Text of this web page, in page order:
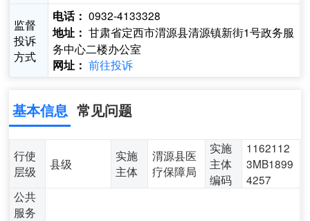
监督
投诉
方式
电话： 0932-4133328
地址： 甘肃省定西市渭源县清源镇新街1号政务服
务中心二楼办公室
网址： 前往投诉
基本信息 常见问题
行使
层级
县级
实施
主体
渭源县医
疗保障局
实施
主体
编码
1162112
3MB1899
4257
公共
服务